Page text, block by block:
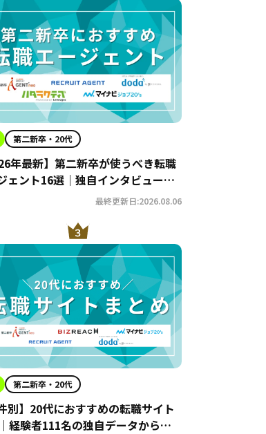
第二新卒・20代
年最新】第二新卒が使うべき転職
ェント16選｜独自インタビューか
かるおすすめ理由・サービスの特徴
最終更新日:2026.08.06
第二新卒・20代
別】20代におすすめの転職サイト
経験者111名の独自データから導